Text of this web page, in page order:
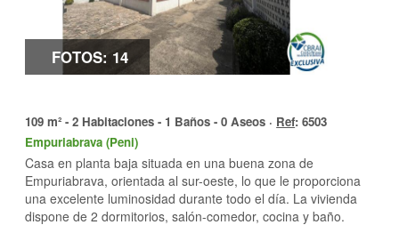
FOTOS: 14
109 m² - 2 Habitaciones - 1 Baños - 0 Aseos · Ref: 6503
Empuriabrava (Peni)
Casa en planta baja situada en una buena zona de
Empuriabrava, orientada al sur-oeste, lo que le proporciona
una excelente luminosidad durante todo el día. La vivienda
dispone de 2 dormitorios, salón-comedor, cocina y baño.